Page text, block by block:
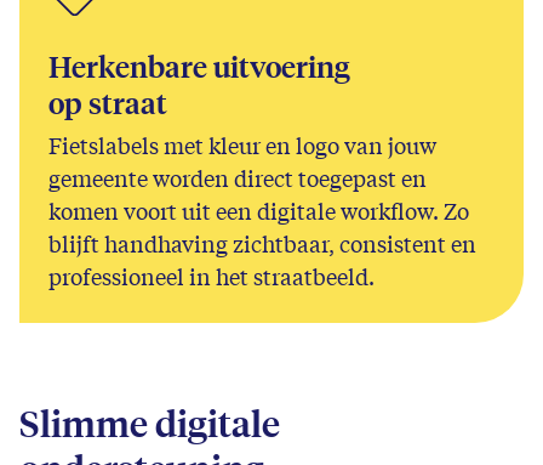
Herkenbare uitvoering
op straat
Fietslabels met kleur en logo van jouw
gemeente worden direct toegepast en
komen voort uit een digitale workflow. Zo
blijft handhaving zichtbaar, consistent en
professioneel in het straatbeeld.
Slimme digitale